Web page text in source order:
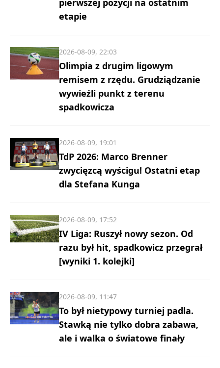
etapie
Olimpia z drugim ligowym
remisem z rzędu. Grudziądzanie
wywieźli punkt z terenu
spadkowicza
2026-08-09, 22:03
TdP 2026: Marco Brenner
zwycięzcą wyścigu! Ostatni etap
dla Stefana Kunga
2026-08-09, 19:01
IV Liga: Ruszył nowy sezon. Od
razu był hit, spadkowicz przegrał
[wyniki 1. kolejki]
2026-08-09, 17:52
To był nietypowy turniej padla.
Stawką nie tylko dobra zabawa,
ale i walka o światowe finały
2026-08-09, 11:47